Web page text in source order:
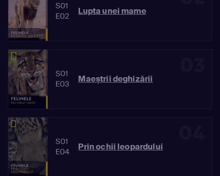
S01
E02
Lupta unei mame
S01
E03
Maeștrii deghizării
S01
E04
Prin ochii leopardului